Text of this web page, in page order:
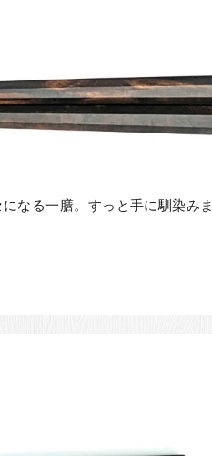
なる一膳。すっと手に馴染みま